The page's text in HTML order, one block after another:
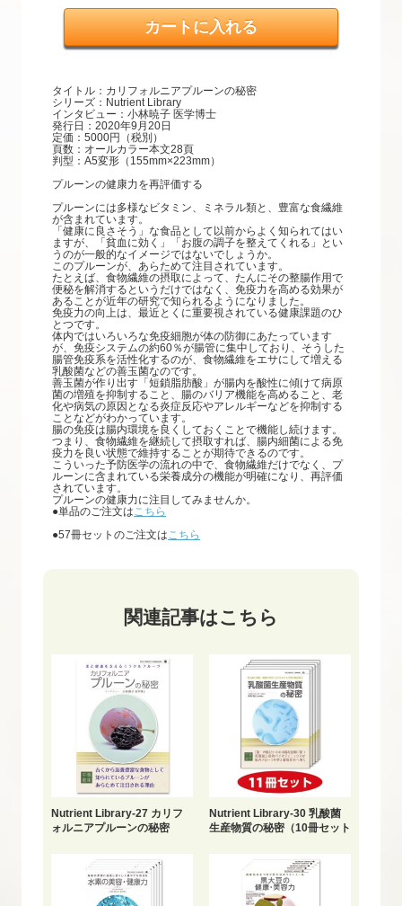
タイトル：カリフォルニアプルーンの秘密
シリーズ：Nutrient Library
インタビュー：小林暁子 医学博士
発行日：2020年9月20日
定価：5000円（税別）
頁数：オールカラー本文28頁
判型：A5変形（155mm×223mm）
プルーンの健康力を再評価する
プルーンには多様なビタミン、ミネラル類と、豊富な食繊維
が含まれています。
「健康に良さそう」な食品として以前からよく知られてはい
ますが、「貧血に効く」「お腹の調子を整えてくれる」とい
うのが一般的なイメージではないでしょうか。
このプルーンが、あらためて注目されています。
たとえば、食物繊維の摂取によって、たんにその整腸作用で
便秘を解消するというだけではなく、免疫力を高める効果が
あることが近年の研究で知られるようになりました。
免疫力の向上は、最近とくに重要視されている健康課題のひ
とつです。
体内ではいろいろな免疫細胞が体の防御にあたっています
が、免疫システムの約60％が腸管に集中しており、そうした
腸管免疫系を活性化するのが、食物繊維をエサにして増える
乳酸菌などの善玉菌なのです。
善玉菌が作り出す「短鎖脂肪酸」が腸内を酸性に傾けて病原
菌の増殖を抑制すること、腸のバリア機能を高めること、老
化や病気の原因となる炎症反応やアレルギーなどを抑制する
ことなどがわかっています。
腸の免疫は腸内環境を良くしておくことで機能し続けます。
つまり、食物繊維を継続して摂取すれば、腸内細菌による免
疫力を良い状態で維持することが期待できるのです。
こういった予防医学の流れの中で、食物繊維だけでなく、プ
ルーンに含まれている栄養成分の機能が明確になり、再評価
されています。
プルーンの健康力に注目してみませんか。
●単品のご注文は こちら
●57冊セットのご注文は こちら
関連記事はこちら
Nutrient Library-27 カリフ
ォルニアプルーンの秘密
Nutrient Library-30 乳酸菌
生産物質の秘密（10冊セット